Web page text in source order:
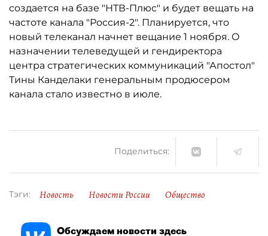
создается на базе "НТВ-Плюс" и будет вещать на
частоте канала "Россия-2". Планируется, что
новый телеканал начнет вещание 1 ноября. О
назначении телеведущей и гендиректора
центра стратегических коммуникаций "Апостол"
Тины Канделаки генеральным продюсером
канала стало известно в июле.
Поделиться:
Тэги: Новость Новости России Общество
Обсуждаем новости здесь